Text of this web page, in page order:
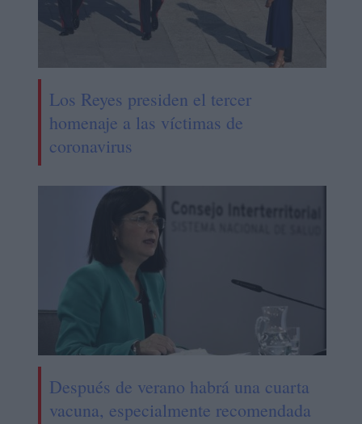
Los Reyes presiden el tercer
homenaje a las víctimas de
coronavirus
Después de verano habrá una cuarta
vacuna, especialmente recomendada